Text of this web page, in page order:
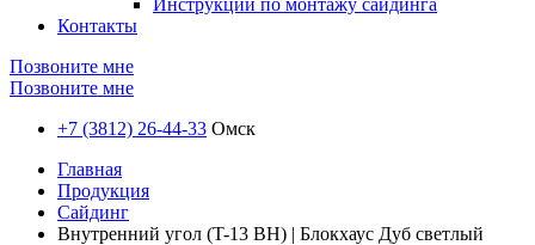
Инструкции по монтажу сайдинга
Контакты
Позвоните мне
Позвоните мне
+7 (3812) 26-44-33 Омск
Главная
Продукция
Сайдинг
Внутренний угол (T-13 BH) | Блокхаус Дуб светлый